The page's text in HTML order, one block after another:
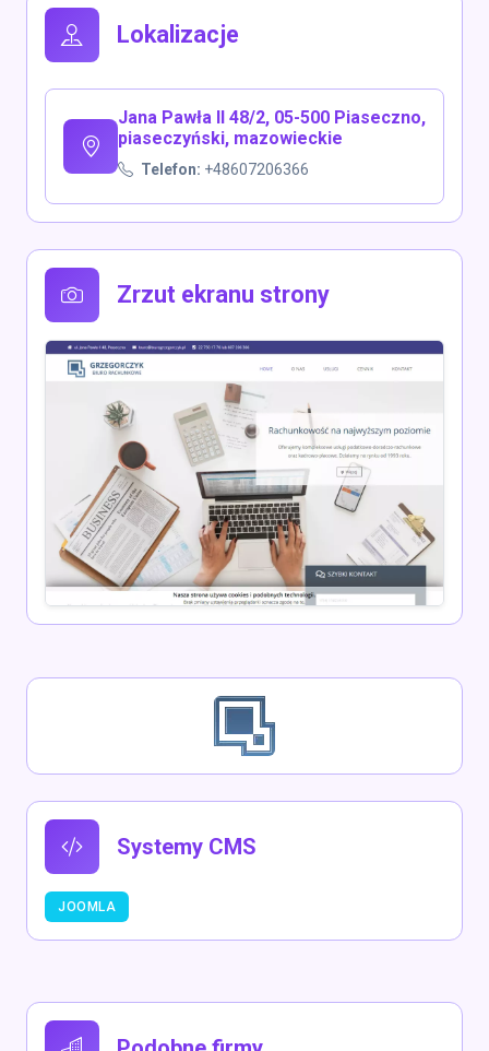
Lokalizacje
Jana Pawła II 48/2, 05-500 Piaseczno,
piaseczyński, mazowieckie
Telefon: +48607206366
Zrzut ekranu strony
Systemy CMS
JOOMLA